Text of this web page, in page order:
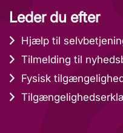
Leder du efter
Hjælp til
Tilmelding til
Fysisk